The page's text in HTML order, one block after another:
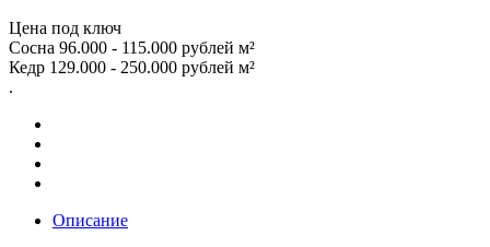
Цена под ключ
Сосна 96.000 - 115.000 рублей м²
Кедр 129.000 - 250.000 рублей м²
.
Описание